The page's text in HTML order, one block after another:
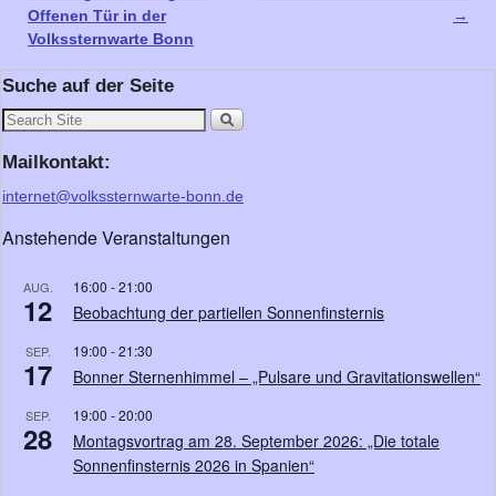
Offenen Tür in der
Volkssternwarte Bonn
→
Suche auf der Seite
Mailkontakt:
internet@volkssternwarte-bonn.de
Anstehende Veranstaltungen
AUG.
12
16:00 -21:00
Beobachtung der partiellen Sonnenfinsternis
SEP.
17
19:00 -21:30
Bonner Sternenhimmel – „Pulsare und Gravitationswellen“
SEP.
28
19:00 -20:00
Montagsvortrag am 28. September 2026: „Die totale
Sonnenfinsternis 2026 in Spanien“